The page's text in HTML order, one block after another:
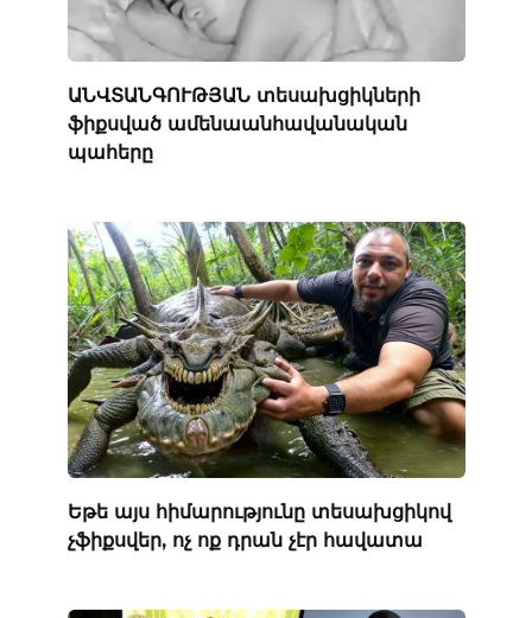
ԱՆՎՏԱՆԳՈՒԹՅԱՆ տեսախցիկների
ֆիքսված ամենաանհավանական
պահերը
Եթե ​​այս հիմարությունը տեսախցիկով
չֆիքսվեր, ոչ ոք դրան չէր հավատա